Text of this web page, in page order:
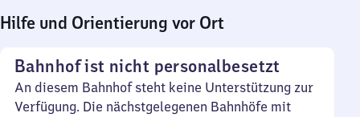
Hilfe und Orientierung vor Ort
Bahnhof ist nicht personalbesetzt
An diesem Bahnhof steht keine Unterstützung zur
Verfügung. Die nächstgelegenen Bahnhöfe mit